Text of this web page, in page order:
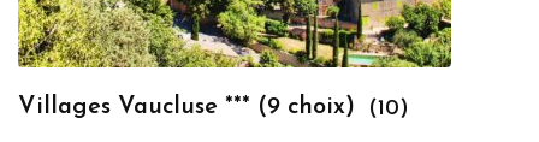
Villages Vaucluse *** (9 choix) (10)